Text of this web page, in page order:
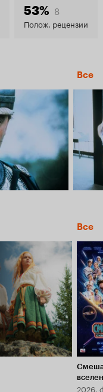
53% 8
Полож. рецензии
Все
Все
2026,